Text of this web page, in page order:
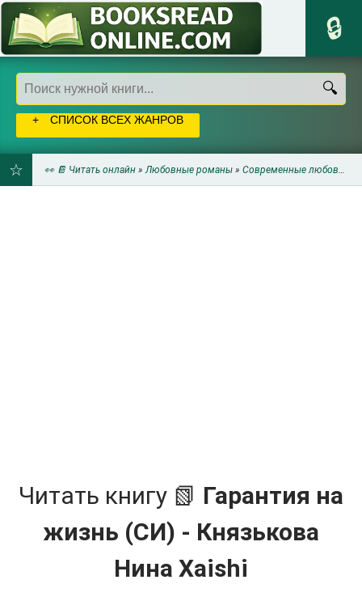
СПИСОК ВСЕХ ЖАНРОВ
👀 📔 Читать онлайн »Любовные романы » Современные любовные романы
Читать книгу 📗 Гарантия на
жизнь (СИ) - Князькова
Нина Xaishi